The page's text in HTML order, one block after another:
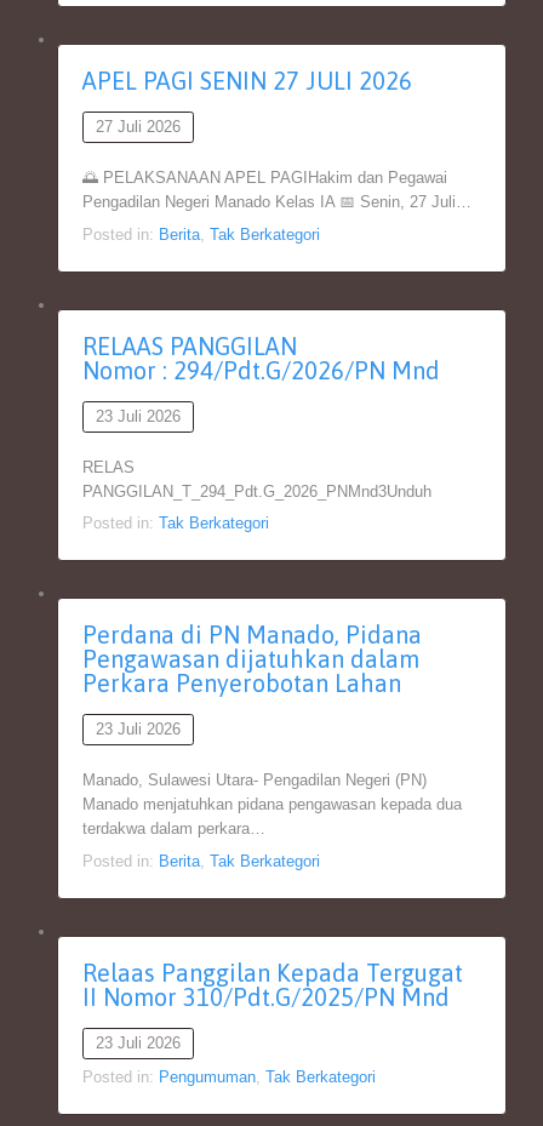
APEL PAGI SENIN 27 JULI 2026
27 Juli 2026
🌅 PELAKSANAAN APEL PAGIHakim dan Pegawai
Pengadilan Negeri Manado Kelas IA 📅 Senin, 27 Juli…
Posted in: Berita, Tak Berkategori
RELAAS PANGGILAN
Nomor : 294/Pdt.G/2026/PN Mnd
23 Juli 2026
RELAS
PANGGILAN_T_294_Pdt.G_2026_PNMnd3Unduh
Posted in: Tak Berkategori
Perdana di PN Manado, Pidana
Pengawasan dijatuhkan dalam
Perkara Penyerobotan Lahan
23 Juli 2026
Manado, Sulawesi Utara- Pengadilan Negeri (PN)
Manado menjatuhkan pidana pengawasan kepada dua
terdakwa dalam perkara…
Posted in: Berita, Tak Berkategori
Relaas Panggilan Kepada Tergugat
II Nomor 310/Pdt.G/2025/PN Mnd
23 Juli 2026
Posted in: Pengumuman, Tak Berkategori